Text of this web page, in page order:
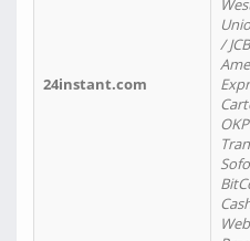
24instant.com
/